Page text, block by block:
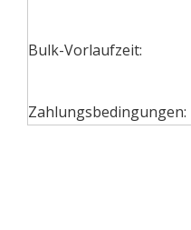
Bulk-Vorlaufzeit:
Zahlungsbedingungen: